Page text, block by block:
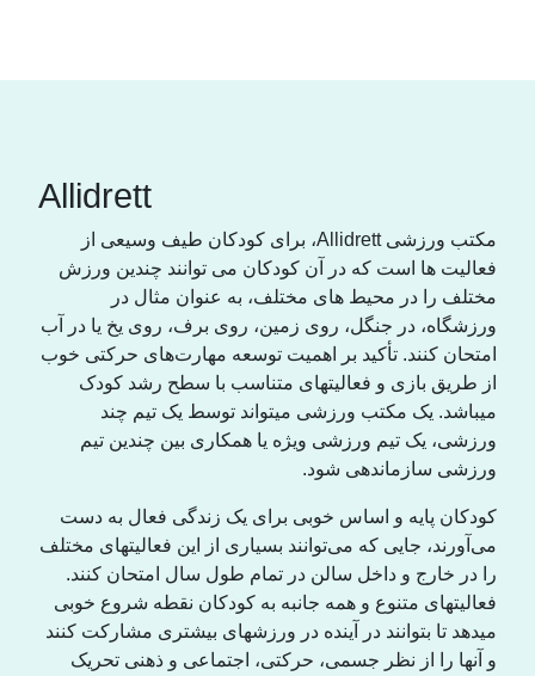
Allidrett
مکتب ورزشی Allidrett، برای کودکان طیف وسیعی از
فعالیت ها است که در آن کودکان می توانند چندین ورزش
مختلف را در محیط های مختلف، به عنوان مثال در
ورزشگاه، در جنگل، روی زمین، روی برف، روی یخ یا در آب
امتحان کنند. تأکید بر اهمیت توسعه مهارت‌های حرکتی خوب
از طریق بازی و فعالیتهای متناسب با سطح رشد کودک
میباشد. یک مکتب ورزشی میتواند توسط یک تیم چند
ورزشی، یک تیم ورزشی ویژه یا همکاری بین چندین تیم
ورزشی سازماندهی شود.
کودکان پایه و اساس خوبی برای یک زندگی فعال به دست
می‌آورند، جایی که می‌توانند بسیاری از این فعالیتهای مختلف
را در خارج و داخل سالن در تمام طول سال امتحان کنند.
فعالیتهای متنوع و همه جانبە به کودکان نقطه شروع خوبی
میدهد تا بتوانند در آیندە در ورزشهای بیشتری مشارکت کنند
و آنها را از نظر جسمی، حرکتی، اجتماعی و ذهنی تحریک